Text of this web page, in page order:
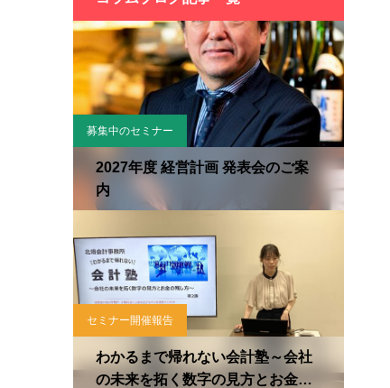
募集中のセミナー
2027年度 経営計画 発表会のご案
内
セミナー開催報告
わかるまで帰れない会計塾～会社
の未来を拓く数字の見方とお金の